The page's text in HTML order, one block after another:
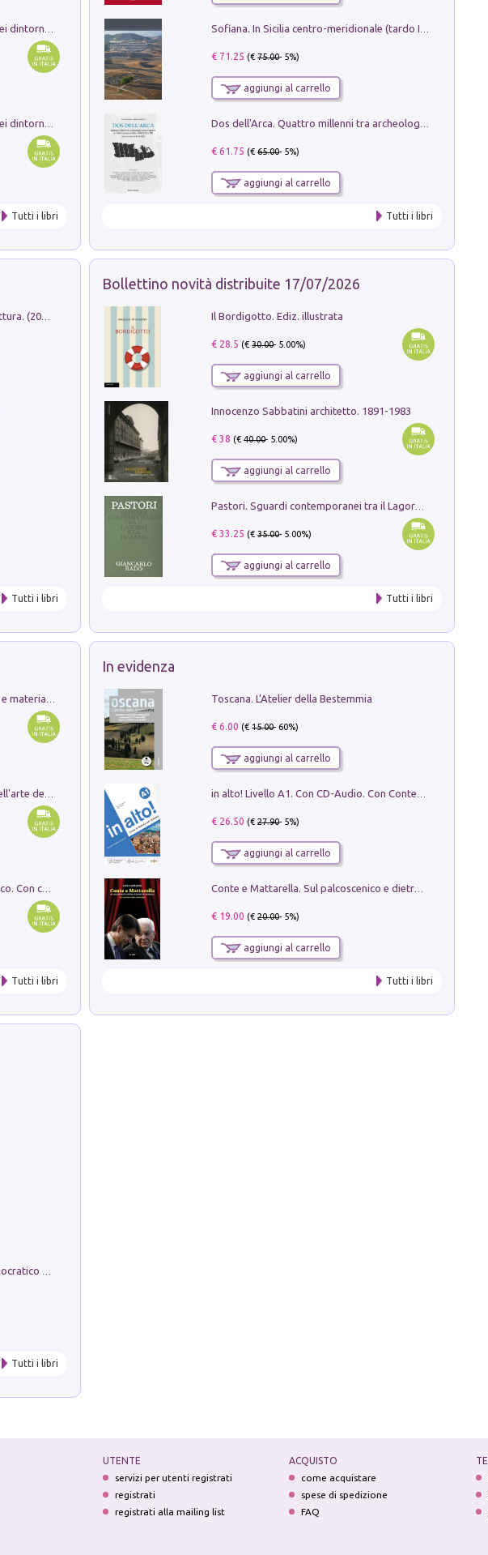
Tutti i libri
€ 71.25 (€75.00- 5%)
aggiungi al carrello
€ 61.75 (€65.00- 5%)
aggiungi al carrello
Tutti i libri
Dromos. Libro periodico di architettura. (2026). Vol. 15: Post-model
Tutti i libri
Bollettino novità distribuite 17/07/2026
Il Bordigotto. Ediz. illustrata
€ 28.5 (€30.00- 5.00%)
aggiungi al carrello
Innocenzo Sabbatini architetto. 1891-1983
€ 38 (€40.00- 5.00%)
aggiungi al carrello
€ 33.25 (€35.00- 5.00%)
aggiungi al carrello
Tutti i libri
I monumenti funerari del Lazio antico. Con cartella con tavole
Tutti i libri
In evidenza
Toscana. L'Atelier della Bestemmia
€ 6.00 (€15.00- 60%)
aggiungi al carrello
€ 26.50 (€27.90- 5%)
aggiungi al carrello
€ 19.00 (€20.00- 5%)
aggiungi al carrello
Tutti i libri
Tutti i libri
UTENTE
servizi per utenti registrati
registrati
registrati alla mailing list
ACQUISTO
come acquistare
spese di spedizione
FAQ